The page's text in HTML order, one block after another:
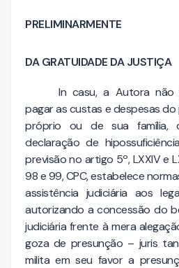
PRELIMINARMENTE
DA GRATUIDADE DA JUSTIÇA
In casu, a Autora não
pagar as custas e despesas
próprio ou de sua família,
declaração de
previsão no artigo 5º, LXXIV e
98 e 99, CPC, estabelece
assistência judiciária aos
autorizando a concessão do
judiciária frente à mera
goza de presunção – juris
milita em seu favor a